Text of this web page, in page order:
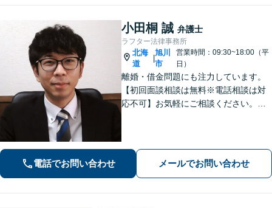
小田桐 誠 弁護士
ラフター法律事務所
北海
道
|
旭川
市
営業時間：09:30~18:00（平
日）
離婚・借金問題にも注力しています。
【初回面談相談は無料※電話相談は対
応不可】お気軽にご相談ください。解
電話でお問い合わせ メールでお問い合わせ